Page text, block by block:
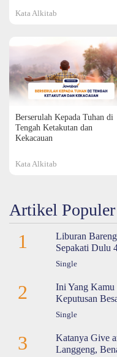
Kata Alkitab
Berserulah Kepada Tuhan di
Tengah Ketakutan dan
Kekacauan
Kata Alkitab
Artikel Populer
1
Liburan
Sepakati Dulu
Single
2
Ini Yang Kamu
Keputusan
Single
3
Katanya Give
Langgeng,